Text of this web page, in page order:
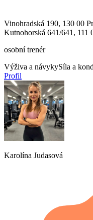
Vinohradská 190, 130 00
Kutnohorská 641/641, 111
osobní trenér
Výživa a návykySíla a
Profil
Karolína Judasová